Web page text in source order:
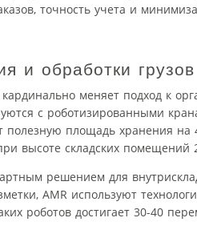
точность учета и
и обработки грузов
меняет подход к
с роботизированными
полезную площадь хранения на
высоте складских помещений
решением для
AMR используют
роботов достигает 30-40